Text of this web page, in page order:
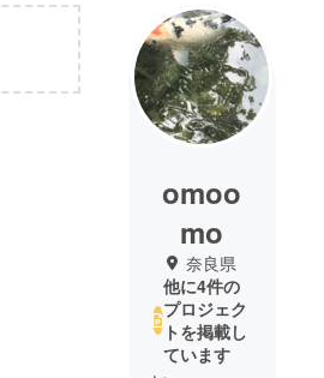
omoo
mo
奈良県
他に4件の
プロジェク
トを掲載し
ています